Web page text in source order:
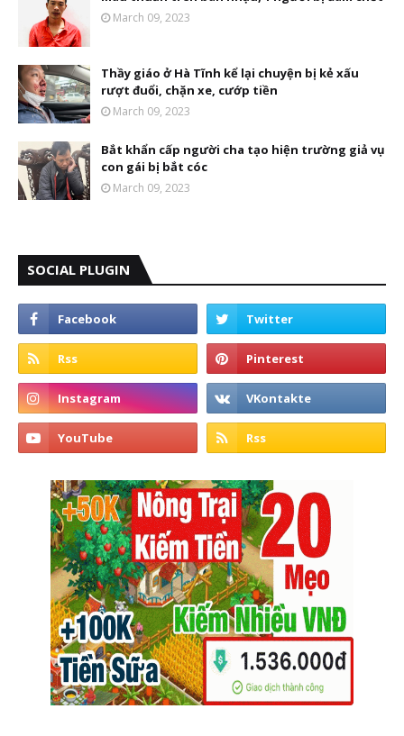
March 09, 2023
Thầy giáo ở Hà Tĩnh kể lại chuyện bị kẻ xấu
rượt đuổi, chặn xe, cướp tiền
March 09, 2023
Bắt khẩn cấp người cha tạo hiện trường giả vụ
con gái bị bắt cóc
March 09, 2023
SOCIAL PLUGIN